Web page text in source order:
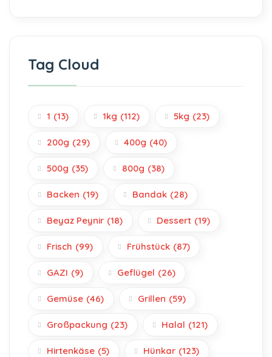
Tag Cloud
1 (13) 1kg (112) 5kg (23)
200g (29) 400g (40)
500g (35) 800g (38)
Backen (19) Bandak (28)
Beyaz Peynir (18) Dessert (19)
Frisch (99) Frühstück (87)
GAZI (9) Geflügel (26)
Gemüse (46) Grillen (59)
Großpackung (23) Halal (121)
Hirtenkäse (5) Hünkar (123)